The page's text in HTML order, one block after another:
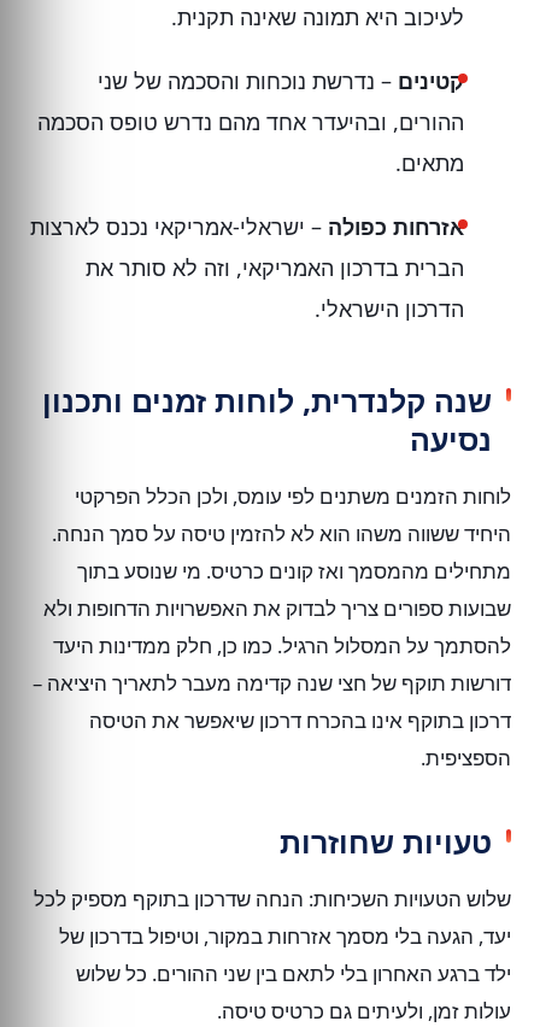
לעיכוב היא תמונה שאינה תקנית.
קטינים – נדרשת נוכחות והסכמה של שני
ההורים, ובהיעדר אחד מהם נדרש טופס הסכמה
מתאים.
אזרחות כפולה – ישראלי-אמריקאי נכנס לארצות
הברית בדרכון האמריקאי, וזה לא סותר את
הדרכון הישראלי.
שנה קלנדרית, לוחות זמנים ותכנון
נסיעה
לוחות הזמנים משתנים לפי עומס, ולכן הכלל הפרקטי
היחיד ששווה משהו הוא לא להזמין טיסה על סמך הנחה.
מתחילים מהמסמך ואז קונים כרטיס. מי שנוסע בתוך
שבועות ספורים צריך לבדוק את האפשרויות הדחופות ולא
להסתמך על המסלול הרגיל. כמו כן, חלק ממדינות היעד
דורשות תוקף של חצי שנה קדימה מעבר לתאריך היציאה –
דרכון בתוקף אינו בהכרח דרכון שיאפשר את הטיסה
הספציפית.
טעויות שחוזרות
שלוש הטעויות השכיחות: הנחה שדרכון בתוקף מספיק לכל
יעד, הגעה בלי מסמך אזרחות במקור, וטיפול בדרכון של
ילד ברגע האחרון בלי לתאם בין שני ההורים. כל שלוש
עולות זמן, ולעיתים גם כרטיס טיסה.